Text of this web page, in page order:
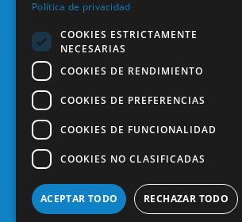
C/ Mauricio Legendre, 38
28046 Madrid
91 561 29 05
informacion@coem.org.es
© 2025 – COEM –
Política de privacidad
COOKIES ESTRICTAMENTE
NECESARIAS
COOKIES DE RENDIMIENTO
COOKIES DE PREFERENCIAS
COOKIES DE FUNCIONALIDAD
COOKIES NO CLASIFICADAS
ACEPTAR TODO RECHAZAR TODO